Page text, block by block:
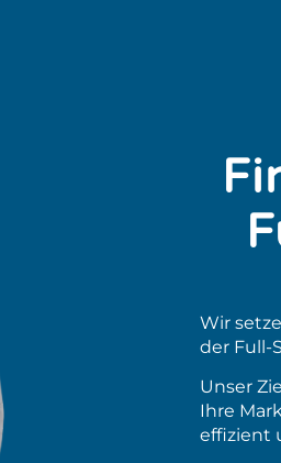
Wir
der Full-
Unser
Ihre
effizient